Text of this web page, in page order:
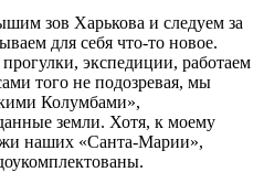
зов Харькова и следуем за
для себя что-то новое.
экспедиции, работаем
того не подозревая, мы
Колумбами»,
земли. Хотя, к моему
наших «Санта-Марии»,